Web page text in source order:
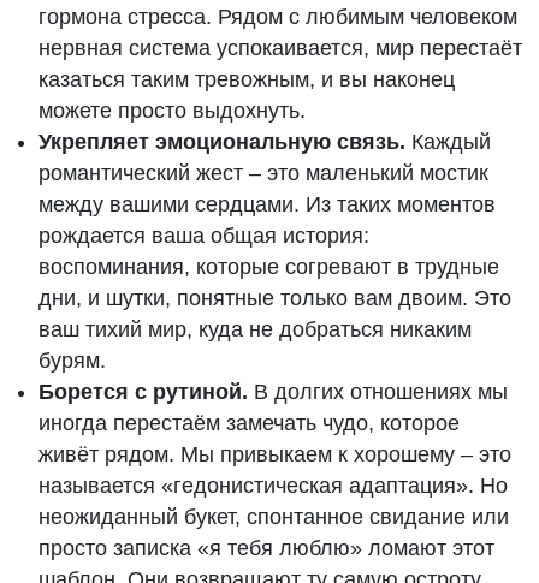
гормона стресса. Рядом с любимым человеком
нервная система успокаивается, мир перестаёт
казаться таким тревожным, и вы наконец
можете просто выдохнуть.
Укрепляет эмоциональную связь. Каждый
романтический жест – это маленький мостик
между вашими сердцами. Из таких моментов
рождается ваша общая история:
воспоминания, которые согревают в трудные
дни, и шутки, понятные только вам двоим. Это
ваш тихий мир, куда не добраться никаким
бурям.
Борется с рутиной. В долгих отношениях мы
иногда перестаём замечать чудо, которое
живёт рядом. Мы привыкаем к хорошему – это
называется «гедонистическая адаптация». Но
неожиданный букет, спонтанное свидание или
просто записка «я тебя люблю» ломают этот